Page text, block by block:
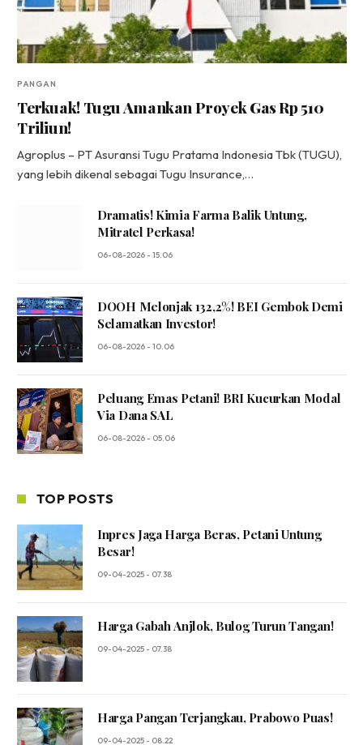
PANGAN
Terkuak! Tugu Amankan Proyek Gas Rp 510
Triliun!
Agroplus – PT Asuransi Tugu Pratama Indonesia Tbk (TUGU),
yang lebih dikenal sebagai Tugu Insurance,…
Dramatis! Kimia Farma Balik Untung,
Mitratel Perkasa!
06-08-2026 - 15.06
DOOH Melonjak 132,2%! BEI Gembok Demi
Selamatkan Investor!
06-08-2026 - 10.06
Peluang Emas Petani! BRI Kucurkan Modal
Via Dana SAL
06-08-2026 - 05.06
TOP POSTS
Inpres Jaga Harga Beras, Petani Untung
Besar!
09-04-2025 - 07.38
Harga Gabah Anjlok, Bulog Turun Tangan!
09-04-2025 - 07.38
Harga Pangan Terjangkau, Prabowo Puas!
09-04-2025 - 08.22